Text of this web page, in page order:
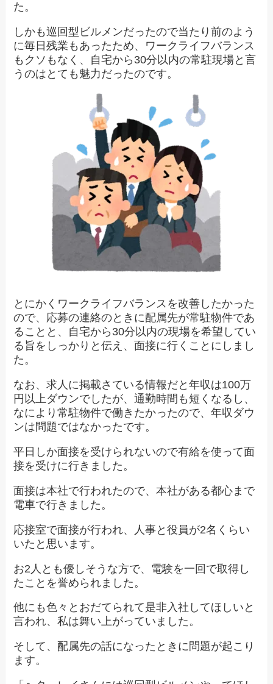
た。
しかも巡回型ビルメンだったので当たり前のよう
に毎日残業もあったため、ワークライフバランス
もクソもなく、自宅から30分以内の常駐現場と言
うのはとても魅力だったのです。
とにかくワークライフバランスを改善したかった
ので、応募の連絡のときに配属先が常駐物件であ
ることと、自宅から30分以内の現場を希望してい
る旨をしっかりと伝え、面接に行くことにしまし
た。
なお、求人に掲載さている情報だと年収は100万
円以上ダウンでしたが、通勤時間も短くなるし、
なにより常駐物件で働きたかったので、年収ダウ
ンは問題ではなかったです。
平日しか面接を受けられないので有給を使って面
接を受けに行きました。
面接は本社で行われたので、本社がある都心まで
電車で行きました。
応接室で面接が行われ、人事と役員が2名くらい
いたと思います。
お2人とも優しそうな方で、電験を一回で取得し
たことを誉められました。
他にも色々とおだてられて是非入社してほしいと
言われ、私は舞い上がっていました。
そして、配属先の話になったときに問題が起こり
ます。